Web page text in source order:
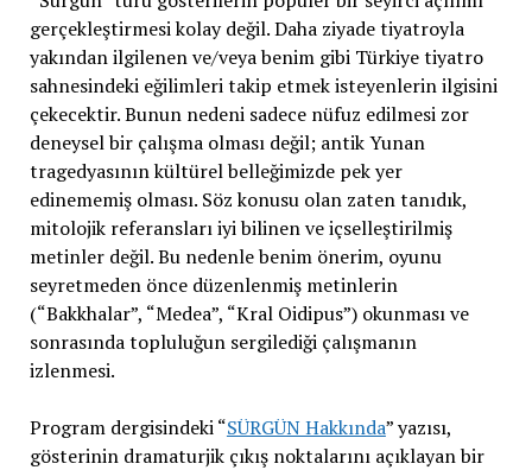
gerçekleştirmesi kolay değil. Daha ziyade tiyatroyla
yakından ilgilenen ve/veya benim gibi Türkiye tiyatro
sahnesindeki eğilimleri takip etmek isteyenlerin ilgisini
çekecektir. Bunun nedeni sadece nüfuz edilmesi zor
deneysel bir çalışma olması değil; antik Yunan
tragedyasının kültürel belleğimizde pek yer
edinememiş olması. Söz konusu olan zaten tanıdık,
mitolojik referansları iyi bilinen ve içselleştirilmiş
metinler değil. Bu nedenle benim önerim, oyunu
seyretmeden önce düzenlenmiş metinlerin
(“Bakkhalar”, “Medea”, “Kral Oidipus”) okunması ve
sonrasında topluluğun sergilediği çalışmanın
izlenmesi.
Program dergisindeki “SÜRGÜN Hakkında” yazısı,
gösterinin dramaturjik çıkış noktalarını açıklayan bir